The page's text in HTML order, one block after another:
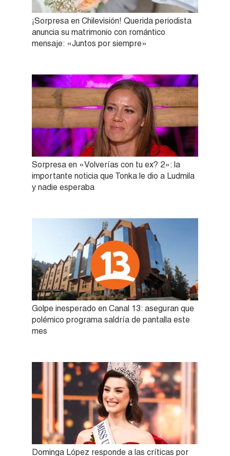
¡Sorpresa en Chilevisión! Querida periodista
anuncia su matrimonio con romántico
mensaje: «Juntos por siempre»
Sorpresa en «Volverías con tu ex? 2»: la
importante noticia que Tonka le dio a Ludmila
y nadie esperaba
Golpe inesperado en Canal 13: aseguran que
polémico programa saldría de pantalla este
mes
Dominga López responde a las críticas por